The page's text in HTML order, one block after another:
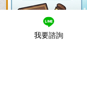
我要諮詢